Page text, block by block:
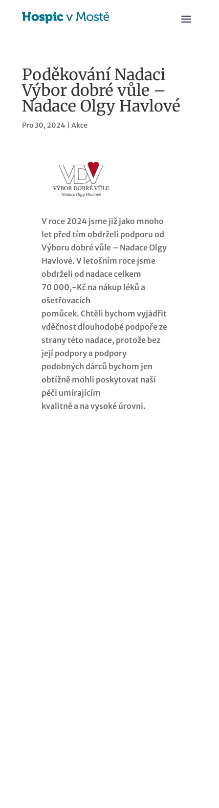
Poděkování Nadaci
Výbor dobré vůle –
Nadace Olgy Havlové
Pro 30, 2024 Akce
V roce 2024 jsme již jako mnoho
let před tím obdrželi podporu od
Výboru dobré vůle – Nadace Olgy
Havlové. V letošním roce jsme
obdrželi od nadace celkem
70 000,-Kč na nákup léků a
ošetřovacích
pomůcek. Chtěli bychom vyjádřit
vděčnost dlouhodobé podpoře ze
strany této nadace, protože bez
její podpory a podpory
podobných dárců bychom jen
obtížně mohli poskytovat naší
péči umírajícím
kvalitně a na vysoké úrovni.